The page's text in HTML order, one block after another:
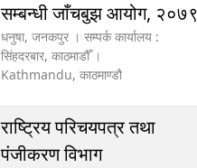
सम्बन्धी जाँचबुझ आयोग, २०७९
धनुषा, जनकपुर । सम्पर्क कार्यालय :
सिंहदरबार, काठमाडौँ ।
Kathmandu, काठमाण्डौ
राष्ट्रिय परिचयपत्र तथा
पंजीकरण विभाग